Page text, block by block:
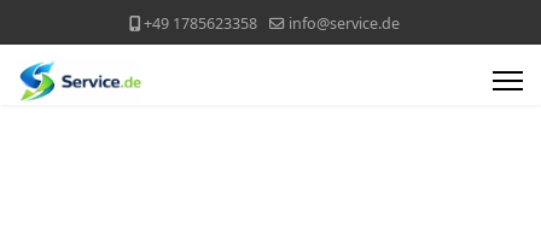
+49 1785623358 info@service.de